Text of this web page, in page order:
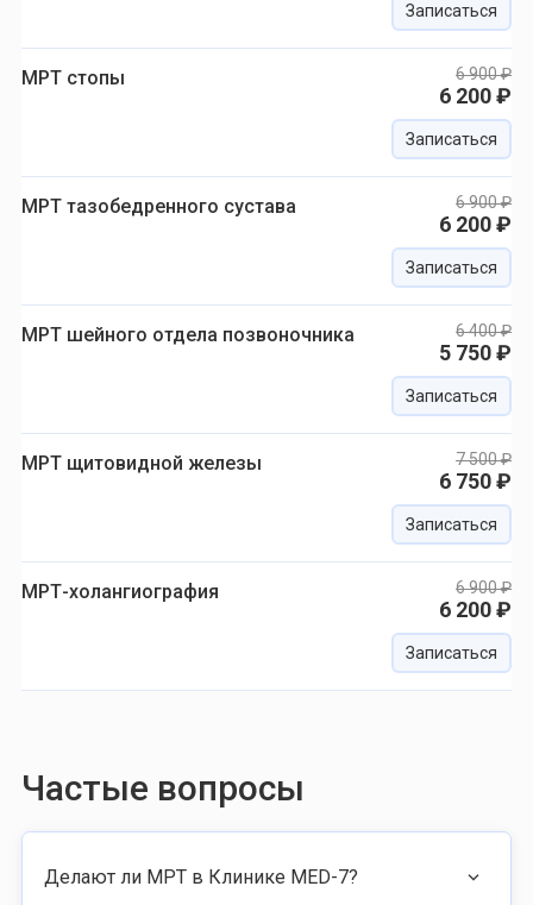
Записаться
МРТ стопы 6 900 ₽
6 200 ₽
Записаться
МРТ тазобедренного сустава 6 900 ₽
6 200 ₽
Записаться
МРТ шейного отдела позвоночника 6 400 ₽
5 750 ₽
Записаться
МРТ щитовидной железы 7 500 ₽
6 750 ₽
Записаться
МРТ-холангиография 6 900 ₽
6 200 ₽
Записаться
Частые вопросы
Делают ли МРТ в Клинике MED-7?